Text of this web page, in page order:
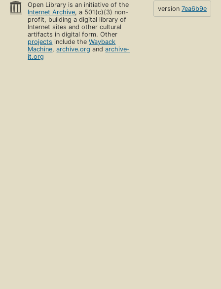
Open Library is an initiative of the
Internet Archive, a 501(c)(3) non-
profit, building a digital library of
Internet sites and other cultural
artifacts in digital form. Other
projects include theWayback
Machine,archive.org andarchive-
it.org
version 7ea6b9e